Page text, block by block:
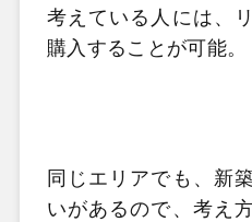
考えている人には、
購入することが可能。
同じエリアでも、新
いがあるので、考え